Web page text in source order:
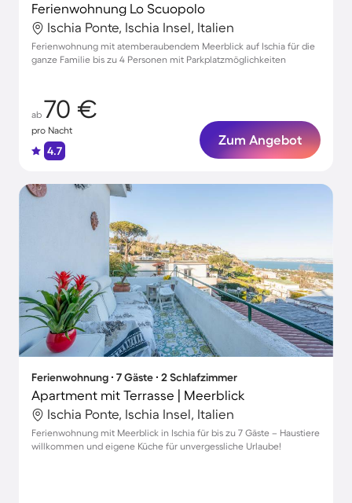
Ferienwohnung Lo Scuopolo
Ischia Ponte, Ischia Insel, Italien
Ferienwohnung mit atemberaubendem Meerblick auf Ischia für die
ganze Familie bis zu 4 Personen mit Parkplatzmöglichkeiten
ab 70 €
pro Nacht
4.7
Zum Angebot
Ferienwohnung ∙ 7 Gäste ∙ 2 Schlafzimmer
Apartment mit Terrasse | Meerblick
Ischia Ponte, Ischia Insel, Italien
Ferienwohnung mit Meerblick in Ischia für bis zu 7 Gäste – Haustiere
willkommen und eigene Küche für unvergessliche Urlaube!